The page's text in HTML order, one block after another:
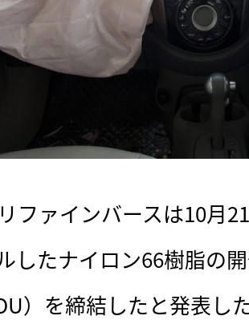
ファインバースは10月
したナイロン66樹脂の
）を締結したと発表し